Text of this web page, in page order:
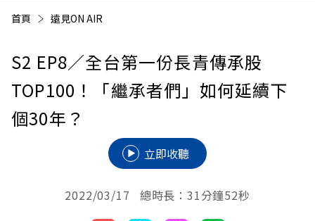
首頁 遠見ON AIR
S2 EP8／全台第一份長青傳承股
TOP100！「繼承者們」如何延續下
個30年？
立即收聽
2022/03/17 總時長：31分鐘52秒